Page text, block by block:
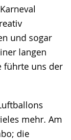
und sogar
langen
führte uns der
mehr. Am
die